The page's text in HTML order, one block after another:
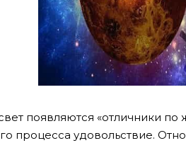
появляются «отличники
процесса удовольствие.